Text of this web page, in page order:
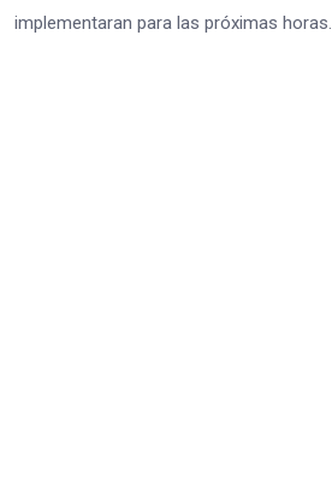
implementaran para las próximas horas.